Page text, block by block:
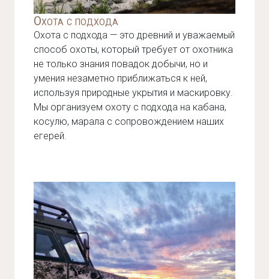
Охота с подхода
Охота с подхода — это древний и уважаемый
способ охоты, который требует от охотника
не только знания повадок добычи, но и
умения незаметно приближаться к ней,
используя природные укрытия и маскировку.
Мы организуем охоту с подхода на кабана,
косулю, марала с сопровождением наших
егерей.